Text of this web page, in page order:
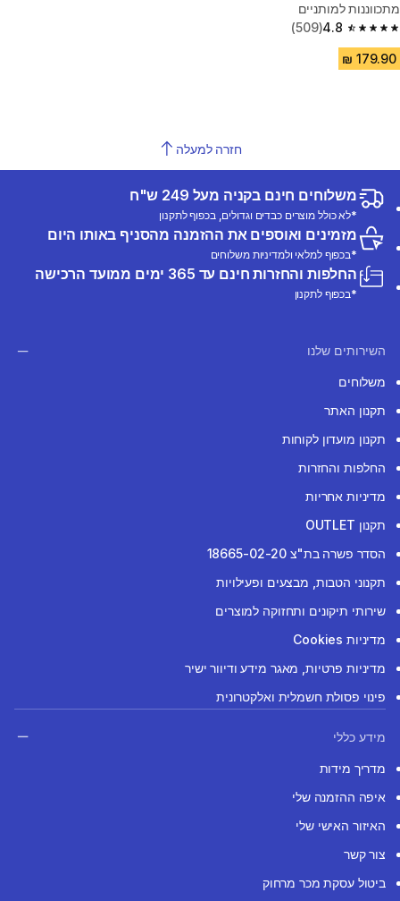
מתכווננות למותניים
4.8
4.8 out of 5 stars from 509 reviews
(509)
חזרה למעלה
משלוחים חינם בקניה מעל 249 ש"ח
*לא כולל מוצרים כבדים וגדולים, בכפוף לתקנון
מזמינים ואוספים את ההזמנה מהסניף באותו היום
*בכפוף למלאי ולמדיניות משלוחים
החלפות והחזרות חינם עד 365 ימים ממועד הרכישה
*בכפוף לתקנון
השירותים שלנו
משלוחים
תקנון האתר
תקנון מועדון לקוחות
החלפות והחזרות
מדיניות אחריות
תקנון OUTLET
הסדר פשרה בת"צ 18665-02-20
תקנוני הטבות, מבצעים ופעילויות
שירותי תיקונים ותחזוקה למוצרים
מדיניות Cookies
מדיניות פרטיות, מאגר מידע ודיוור ישיר
פינוי פסולת חשמלית ואלקטרונית
מידע כללי
מדריך מידות
איפה ההזמנה שלי
האיזור האישי שלי
צור קשר
ביטול עסקת מכר מרחוק